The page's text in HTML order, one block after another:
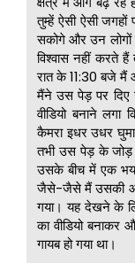
तुम्हें ऐसी ऐसी
सकोगे और उन लोगों
विश्वास नहीं करते
रात के 11:30 बजे मैं
मैंने उस पेड़ पर दिए
वीडियो बनाने
कैमरा इधर उधर
तभी उस पेड़ के
उसके बीच में एक
जैसे-जैसे मैं उसकी
गया। यह देखने के
का वीडियो बनाकर
गायब हो गया था।